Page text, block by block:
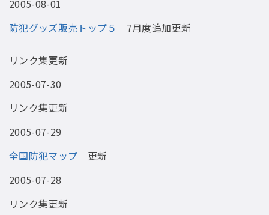
2005-08-01
防犯グッズ販売トップ５
7月度追加更新
リンク集更新
2005-07-30
リンク集更新
2005-07-29
全国防犯マップ 更新
2005-07-28
リンク集更新